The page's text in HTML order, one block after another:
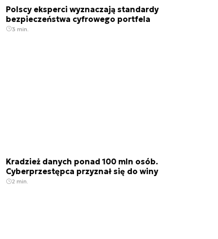
Polscy eksperci wyznaczają standardy
bezpieczeństwa cyfrowego portfela
3 min.
Kradzież danych ponad 100 mln osób.
Cyberprzestępca przyznał się do winy
2 min.